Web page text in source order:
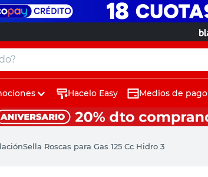
Hacelo Easy Medios de pago
Sella Roscas para Gas 125 Cc Hidro 3